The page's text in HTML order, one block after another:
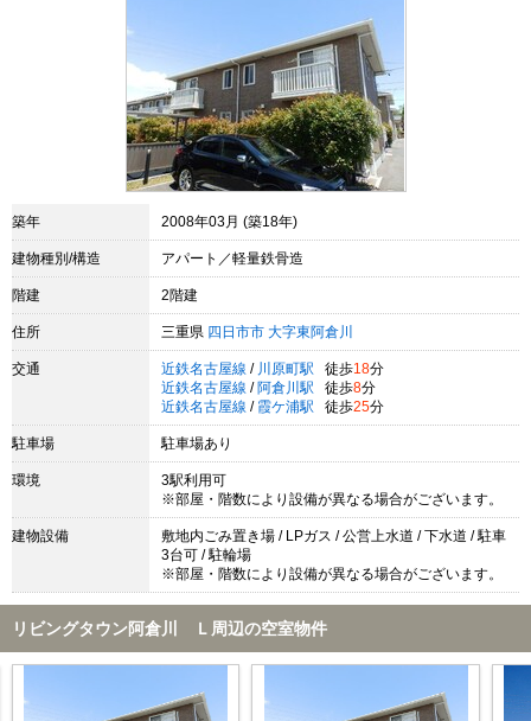
築年 2008年03月 (築18年)
建物種別/構造 アパート／軽量鉄骨造
階建 2階建
住所 三重県 四日市市 大字東阿倉川
交通 近鉄名古屋線 / 川原町駅 徒歩18分
近鉄名古屋線 / 阿倉川駅 徒歩8分
近鉄名古屋線 / 霞ケ浦駅 徒歩25分
駐車場 駐車場あり
環境
3駅利用可
※部屋・階数により設備が異なる場合がございます。
建物設備
敷地内ごみ置き場 / LPガス / 公営上水道 / 下水道 / 駐車
3台可 / 駐輪場
※部屋・階数により設備が異なる場合がございます。
リビングタウン阿倉川 Ｌ周辺の空室物件